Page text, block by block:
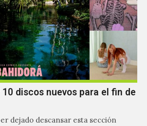
10 discos nuevos para el fin de
dejado descansar esta sección